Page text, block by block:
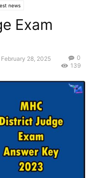
news
Exam
28, 2025
0
139